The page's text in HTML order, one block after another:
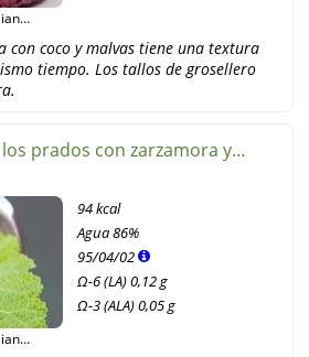
con coco y malvas tiene una textura
tiempo. Los tallos de grosellero
prados con zarzamora y
94 kcal
Agua86%
95/04/02
Ω-6 (LA) 0,12 g
Ω-3 (ALA) 0,05 g